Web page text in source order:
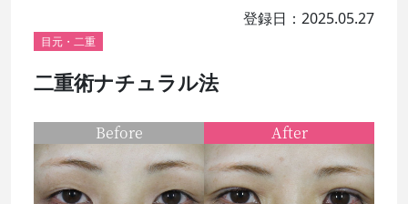
登録日：2025.05.27
目元・二重
二重術ナチュラル法
Before After